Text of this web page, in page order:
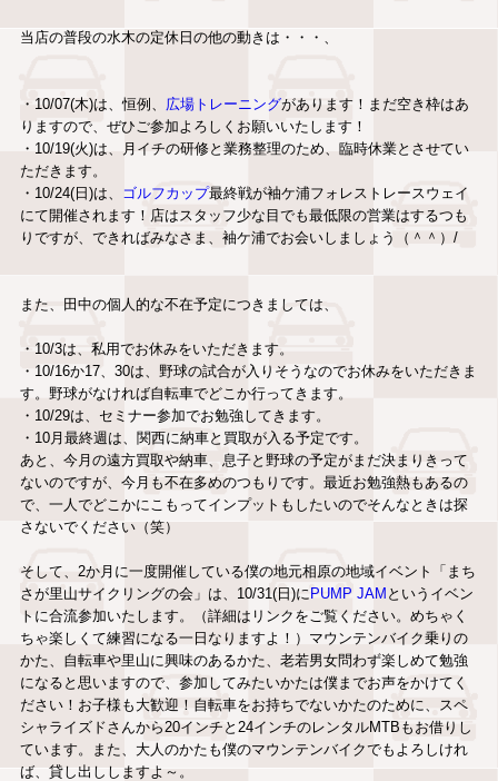
当店の普段の水木の定休日の他の動きは・・・、
・10/07(木)は、恒例、 広場トレーニングがあります！まだ空き枠はあ
りますので、ぜひご参加よろしくお願いいたします！
・10/19(火)は、月イチの研修と業務整理のため、臨時休業とさせてい
ただきます。
・10/24(日)は、
ゴルフカップ最終戦が袖ケ浦フォレストレースウェイ
にて開催されます！店はスタッフ少な目でも最低限の営業はするつも
りですが、できればみなさま、袖ケ浦でお会いしましょう（＾＾）/
また、田中の個人的な不在予定につきましては、
・10/3は、私用でお休みをいただきます。
・10/16か17、30は、野球の試合が入りそうなのでお休みをいただきま
す。野球がなければ自転車でどこか行ってきます。
・10/29は、セミナー参加でお勉強してきます。
・10月最終週は、関西に納車と買取が入る予定です。
あと、今月の遠方買取や納車、息子と野球の予定がまだ決まりきって
ないのですが、今月も不在多めのつもりです。最近お勉強熱もあるの
で、一人でどこかにこもってインプットもしたいのでそんなときは探
さないでください（笑）
そして、2か月に一度開催している僕の地元相原の地域イベント「まち
さが里山サイクリングの会」は、10/31(日)にPUMP JAM というイベン
トに合流参加いたします。（詳細はリンクをご覧ください。めちゃく
ちゃ楽しくて練習になる一日なりますよ！）マウンテンバイク乗りの
かた、自転車や里山に興味のあるかた、老若男女問わず楽しめて勉強
になると思いますので、参加してみたいかたは僕までお声をかけてく
ださい！お子様も大歓迎！自転車をお持ちでないかたのために、スペ
シャライズドさんから20インチと24インチのレンタルMTBもお借りし
ています。また、大人のかたも僕のマウンテンバイクでもよろしけれ
ば、貸し出ししますよ～。